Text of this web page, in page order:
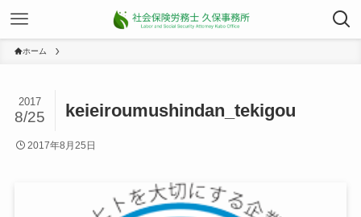
ホーム
keieiroumushindan_tekigou
2017
8/25
2017年8月25日